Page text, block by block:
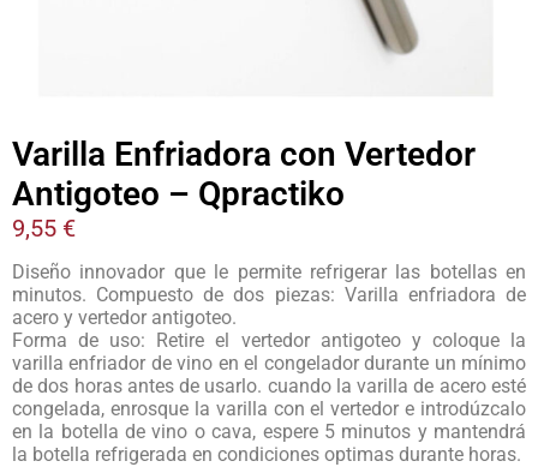
Varilla Enfriadora con Vertedor
Antigoteo – Qpractiko
9,55 €
Diseño innovador que le permite refrigerar las botellas en
minutos. Compuesto de dos piezas: Varilla enfriadora de
acero y vertedor antigoteo.
Forma de uso: Retire el vertedor antigoteo y coloque la
varilla enfriador de vino en el congelador durante un mínimo
de dos horas antes de usarlo. cuando la varilla de acero esté
congelada, enrosque la varilla con el vertedor e introdúzcalo
en la botella de vino o cava, espere 5 minutos y mantendrá
la botella refrigerada en condiciones optimas durante horas.